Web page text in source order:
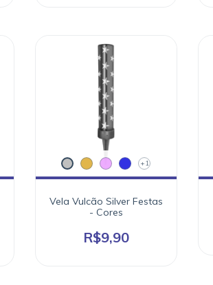
+1
Vela Vulcão Silver Festas
- Cores
R$9,90